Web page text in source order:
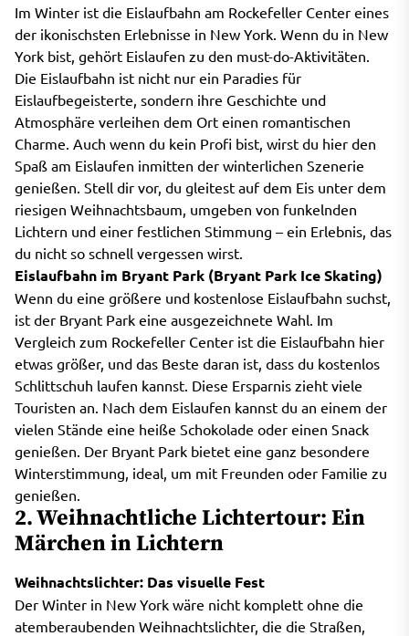
Im Winter ist die Eislaufbahn am Rockefeller Center eines
der ikonischsten Erlebnisse in New York. Wenn du in New
York bist, gehört Eislaufen zu den must-do-Aktivitäten.
Die Eislaufbahn ist nicht nur ein Paradies für
Eislaufbegeisterte, sondern ihre Geschichte und
Atmosphäre verleihen dem Ort einen romantischen
Charme. Auch wenn du kein Profi bist, wirst du hier den
Spaß am Eislaufen inmitten der winterlichen Szenerie
genießen. Stell dir vor, du gleitest auf dem Eis unter dem
riesigen Weihnachtsbaum, umgeben von funkelnden
Lichtern und einer festlichen Stimmung – ein Erlebnis, das
du nicht so schnell vergessen wirst.
Eislaufbahn im Bryant Park (Bryant Park Ice Skating)
Wenn du eine größere und kostenlose Eislaufbahn suchst,
ist der Bryant Park eine ausgezeichnete Wahl. Im
Vergleich zum Rockefeller Center ist die Eislaufbahn hier
etwas größer, und das Beste daran ist, dass du kostenlos
Schlittschuh laufen kannst. Diese Ersparnis zieht viele
Touristen an. Nach dem Eislaufen kannst du an einem der
vielen Stände eine heiße Schokolade oder einen Snack
genießen. Der Bryant Park bietet eine ganz besondere
Winterstimmung, ideal, um mit Freunden oder Familie zu
genießen.
2. Weihnachtliche Lichtertour: Ein
Märchen in Lichtern
Weihnachtslichter: Das visuelle Fest
Der Winter in New York wäre nicht komplett ohne die
atemberaubenden Weihnachtslichter, die die Straßen,